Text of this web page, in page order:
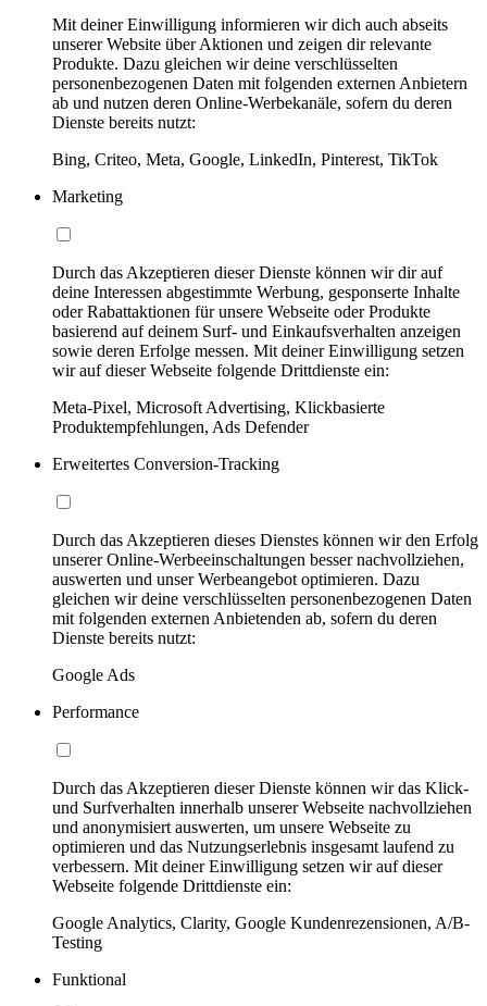
Mit deiner Einwilligung informieren wir dich auch abseits
unserer Website über Aktionen und zeigen dir relevante
Produkte. Dazu gleichen wir deine verschlüsselten
personenbezogenen Daten mit folgenden externen Anbietern
ab und nutzen deren Online-Werbekanäle, sofern du deren
Dienste bereits nutzt:
Bing, Criteo, Meta, Google, LinkedIn, Pinterest, TikTok
Marketing
Durch das Akzeptieren dieser Dienste können wir dir auf
deine Interessen abgestimmte Werbung, gesponserte Inhalte
oder Rabattaktionen für unsere Webseite oder Produkte
basierend auf deinem Surf- und Einkaufsverhalten anzeigen
sowie deren Erfolge messen. Mit deiner Einwilligung setzen
wir auf dieser Webseite folgende Drittdienste ein:
Meta-Pixel, Microsoft Advertising, Klickbasierte
Produktempfehlungen, Ads Defender
Erweitertes Conversion-Tracking
Durch das Akzeptieren dieses Dienstes können wir den Erfolg
unserer Online-Werbeeinschaltungen besser nachvollziehen,
auswerten und unser Werbeangebot optimieren. Dazu
gleichen wir deine verschlüsselten personenbezogenen Daten
mit folgenden externen Anbietenden ab, sofern du deren
Dienste bereits nutzt:
Google Ads
Performance
Durch das Akzeptieren dieser Dienste können wir das Klick-
und Surfverhalten innerhalb unserer Webseite nachvollziehen
und anonymisiert auswerten, um unsere Webseite zu
optimieren und das Nutzungserlebnis insgesamt laufend zu
verbessern. Mit deiner Einwilligung setzen wir auf dieser
Webseite folgende Drittdienste ein:
Google Analytics, Clarity, Google Kundenrezensionen, A/B-
Testing
Funktional